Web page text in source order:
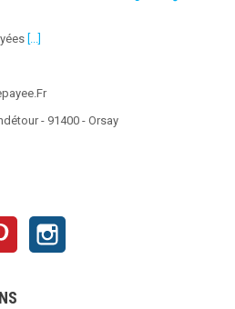
[...]
- 91400 - Orsay
Pinterest